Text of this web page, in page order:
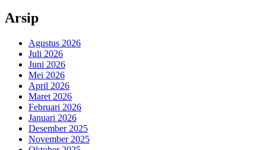
Arsip
Agustus 2026
Juli 2026
Juni 2026
Mei 2026
April 2026
Maret 2026
Februari 2026
Januari 2026
Desember 2025
November 2025